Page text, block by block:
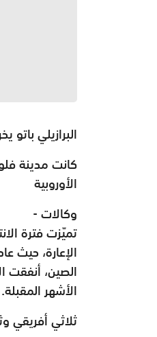
البرازيلي
كانت مدينة
الأوروبية
وكالات -
تميّزت فترة
الإعارة، حيث
الصين، أنفقت
الأشهر
ثلاثي أفريقي